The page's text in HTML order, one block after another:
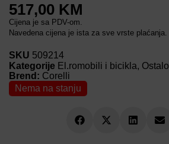
517,00 KM
Cijena je sa PDV-om.
Navedena cijena je ista za sve vrste plaćanja.
SKU 509214
Kategorije El.romobili i bicikla, Ostalo
Brend: Corelli
Nema na stanju